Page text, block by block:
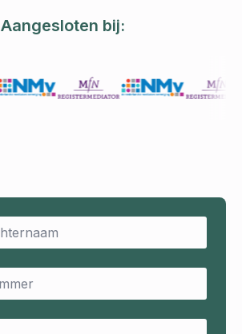
Aangesloten bij: